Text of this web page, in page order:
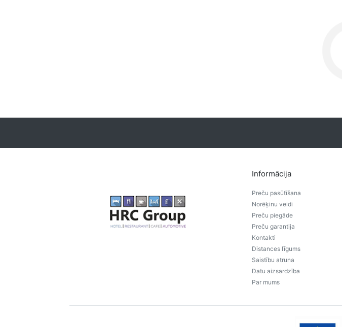
Informācija
Preču pasūtīšana
Norēķinu veidi
Preču piegāde
Preču garantija
Kontakti
Distances līgums
Saistību atruna
Datu aizsardzība
Par mums